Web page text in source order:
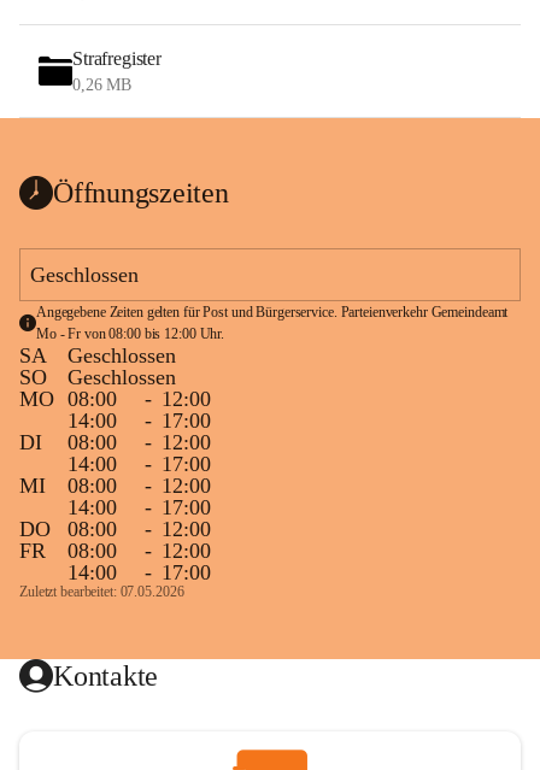
Strafregister
0,26 MB
Öffnungszeiten
Geschlossen
Angegebene Zeiten gelten für Post und Bürgerservice. Parteienverkehr Gemeindeamt
Mo - Fr von 08:00 bis 12:00 Uhr.
SA
Geschlossen
SO
Geschlossen
MO 08:00 - 12:00
14:00
- 17:00
DI
08:00 - 12:00
14:00
- 17:00
MI
08:00 - 12:00
14:00
- 17:00
DO
08:00 - 12:00
FR
08:00 - 12:00
14:00
- 17:00
Zuletzt bearbeitet: 07.05.2026
Kontakte